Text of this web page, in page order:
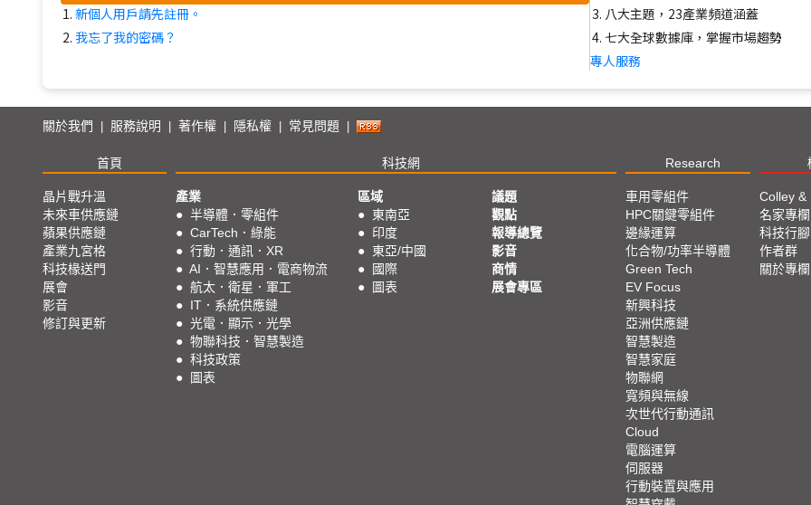
新個人用戶請先註冊。
我忘了我的密碼？
八大主題，23產業頻道涵蓋
七大全球數據庫，掌握市場趨勢
專人服務
關於我們 服務說明 著作權 隱私權 常見問題
首頁 科技網 Research
晶片戰升溫
未來車供應鏈
蘋果供應鏈
產業九宮格
科技椽送門
展會
影音
修訂與更新
產業
● 半導體．零組件
● CarTech．綠能
● 行動．通訊．XR
● AI．智慧應用．電商物流
● 航太．衛星．軍工
● IT．系統供應鏈
● 光電．顯示．光學
● 物聯科技．智慧製造
● 科技政策
●
圖表
區域
● 東南亞
● 印度
● 東亞/中國
●
國際
●
圖表
議題
觀點
報導總覽
影音
商情
展會專區
車用零組件
HPC關鍵零組件
邊緣運算
化合物/功率半導體
Green Tech
EV Focus
新興科技
亞洲供應鏈
智慧製造
智慧家庭
物聯網
寬頻與無線
次世代行動通訊
Cloud
電腦運算
伺服器
行動裝置與應用
Colley &
名家專欄
科技行腳
作者群
關於專欄